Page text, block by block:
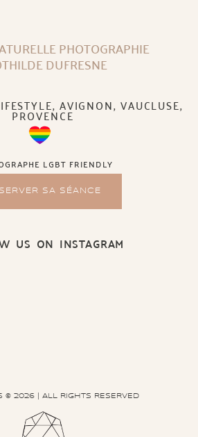
PHOTOGRAPHIE
DUFRESNE
AVIGNON, VAUCLUSE,
PROVENCE
LGBT FRIENDLY
SA SÉANCE
US ON INSTAGRAM
© 2026 | ALL RIGHTS RESERVED